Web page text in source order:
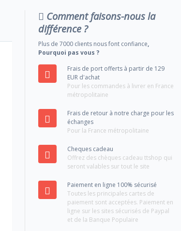
Comment faisons-nous la
différence ?
Plus de 7000 clients nous font confiance,
Pourquoi pas vous ?
Frais de port offerts à partir de 129
EUR d'achat
Pour les commandes à livrer en France
métropolitaine
Frais de retour à notre charge pour les
échanges
Pour la France métropolitaine
Cheques cadeau
Offrez des chèques cadeau ttshop qui
seront valables sur tout le site
Paiement en ligne 100% sécurisé
Toutes les principales cartes de
paiement sont acceptées. Paiement en
ligne sur les sites sécurisés de Paypal
et de la Banque Populaire